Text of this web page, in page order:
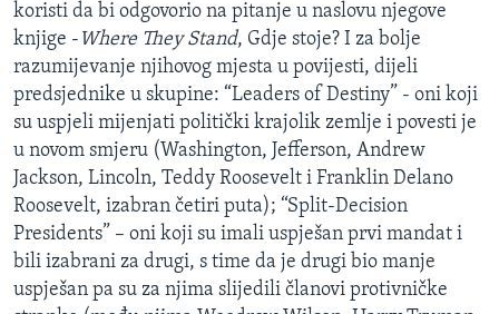
koristi da bi odgovorio na pitanje u naslovu njegove
knjige - Where They Stand, Gdje stoje? I za bolje
razumijevanje njihovog mjesta u povijesti, dijeli
predsjednike u skupine: “Leaders of Destiny” - oni koji
su uspjeli mijenjati politički krajolik zemlje i povesti je
u novom smjeru (Washington, Jefferson, Andrew
Jackson, Lincoln, Teddy Roosevelt i Franklin Delano
Roosevelt, izabran četiri puta); “Split-Decision
Presidents” – oni koji su imali uspješan prvi mandat i
bili izabrani za drugi, s time da je drugi bio manje
uspješan pa su za njima slijedili članovi protivničke